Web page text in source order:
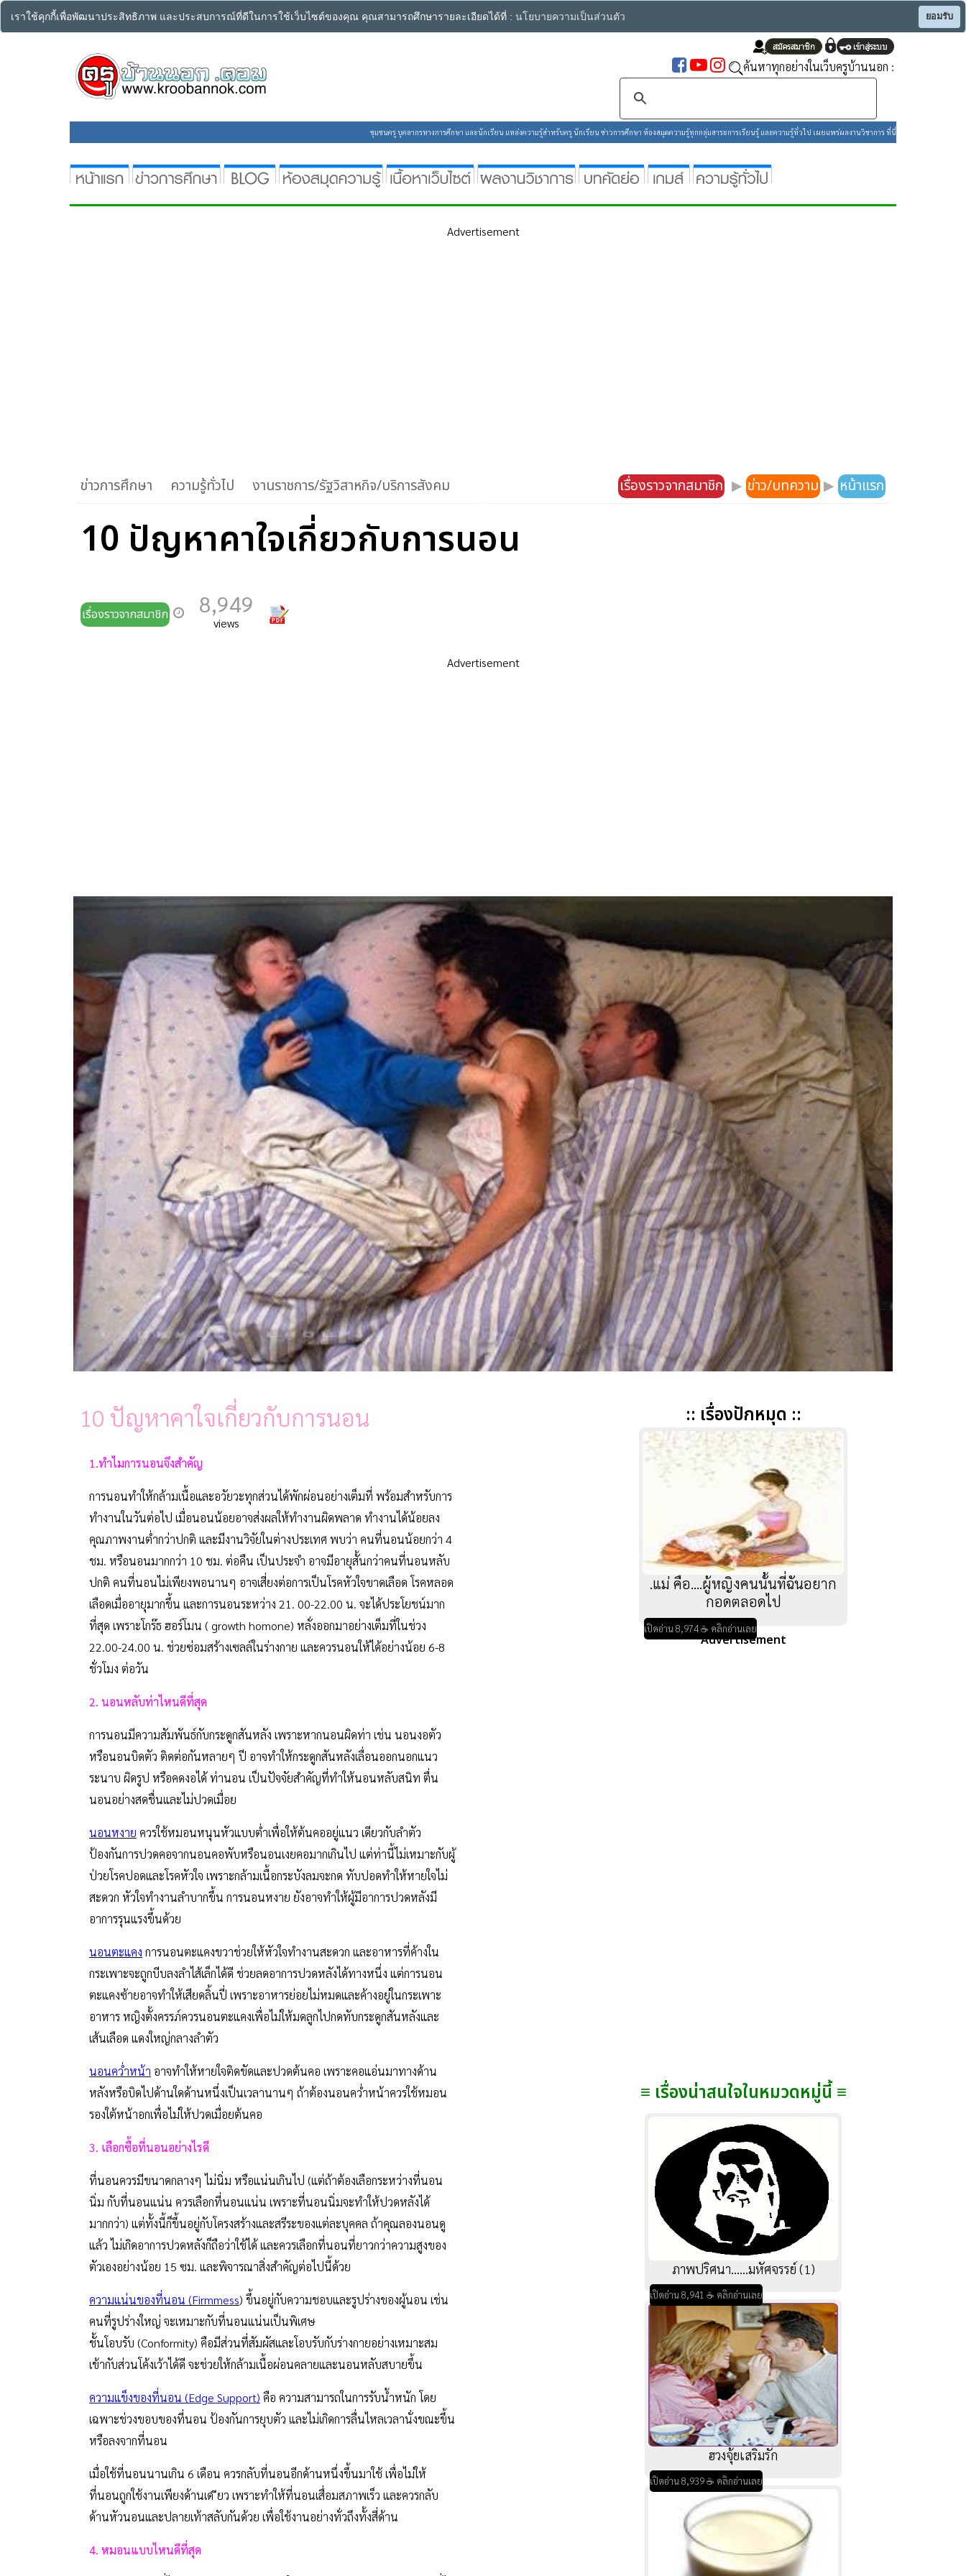
เราใช้คุกกี้เพื่อพัฒนาประสิทธิภาพ และประสบการณ์ที่ดีในการใช้เว็บไซต์ของคุณ คุณสามารถศึกษารายละเอียดได้ที่ : นโยบายความเป็นส่วนตัว ยอมรับ
ค้นหาทุกอย่างในเว็บครูบ้านนอก :
ชุมชนครู บุคลากรทางการศึกษา และนักเรียน แหล่งความรู้สำหรับครู นักเรียน ข่าวการศึกษา ห้องสมุดความรู้ทุกกลุ่มสาระการเรียนรู้ และความรู้ทั่วไป เผยแพร่ผลงานวิชาการ ที่นี่
Advertisement
ข่าวการศึกษา ความรู้ทั่วไป งานราชการ/รัฐวิสาหกิจ/บริการสังคม เรื่องราวจากสมาชิก ▶ ข่าว/บทความ ▶ หน้าแรก
10 ปัญหาคาใจเกี่ยวกับการนอน
เรื่องราวจากสมาชิก 8,949
views
Advertisement
10 ปัญหาคาใจเกี่ยวกับการนอน
1.ทำไมการนอนจึงสำคัญ
การนอนทำให้กล้ามเนื้อและอวัยวะทุกส่วนได้พักผ่อนอย่างเต็มที่ พร้อมสำหรับการ
ทำงานในวันต่อไป เมื่อนอนน้อยอาจส่งผลให้ทำงานผิดพลาด ทำงานได้น้อยลง
คุณภาพงานต่ำกว่าปกติ และมีงานวิจัยในต่างประเทศ พบว่า คนที่นอนน้อยกว่า 4
ชม. หรือนอนมากกว่า 10 ชม. ต่อคืน เป็นประจำ อาจมีอายุสั้นกว่าคนที่นอนหลับ
ปกติ คนที่นอนไม่เพียงพอนานๆ อาจเสี่ยงต่อการเป็นโรคหัวใจขาดเลือด โรคหลอด
เลือดเมื่ออายุมากขึ้น และการนอนระหว่าง 21. 00-22.00 น. จะได้ประโยชน์มาก
ที่สุด เพราะโกร๊ธ ฮอร์โมน ( growth homone) หลั่งออกมาอย่างเต็มที่ในช่วง
22.00-24.00 น. ช่วยซ่อมสร้างเซลล์ในร่างกาย และควรนอนให้ได้อย่างน้อย 6-8
ชั่วโมง ต่อวัน
2. นอนหลับท่าไหนดีที่สุด
การนอนมีความสัมพันธ์กับกระดูกสันหลัง เพราะหากนอนผิดท่า เช่น นอนงอตัว
หรือนอนบิดตัว ติดต่อกันหลายๆ ปี อาจทำให้กระดูกสันหลังเลื่อนออกนอกแนว
ระนาบ ผิดรูป หรือคดงอได้ ท่านอน เป็นปัจจัยสำคัญที่ทำให้นอนหลับสนิท ตื่น
นอนอย่างสดชื่นและไม่ปวดเมื่อย
นอนหงาย ควรใช้หมอนหนุนหัวแบบต่ำเพื่อให้ต้นคออยู่แนว เดียวกับลำตัว
ป้องกันการปวดคอจากนอนคอพับหรือนอนเงยคอมากเกินไป แต่ท่านี้ไม่เหมาะกับผู้
ป่วยโรคปอดและโรคหัวใจ เพราะกล้ามเนื้อกระบังลมจะกด ทับปอดทำให้หายใจไม่
สะดวก หัวใจทำงานลำบากขึ้น การนอนหงาย ยังอาจทำให้ผู้มีอาการปวดหลังมี
อาการรุนแรงขึ้นด้วย
นอนตะแคง การนอนตะแคงขวาช่วยให้หัวใจทำงานสะดวก และอาหารที่ค้างใน
กระเพาะจะถูกบีบลงลำไส้เล็กได้ดี ช่วยลดอาการปวดหลังได้ทางหนึ่ง แต่การนอน
ตะแคงซ้ายอาจทำให้เสียดลิ้นปี่ เพราะอาหารย่อยไม่หมดและค้างอยู่ในกระเพาะ
อาหาร หญิงตั้งครรภ์ควรนอนตะแคงเพื่อไม่ให้มดลูกไปกดทับกระดูกสันหลังและ
เส้นเลือด แดงใหญ่กลางลำตัว
นอนคว่ำหน้า อาจทำให้หายใจติดขัดและปวดต้นคอ เพราะคอแอ่นมาทางด้าน
หลังหรือบิดไปด้านใดด้านหนึ่งเป็นเวลานานๆ ถ้าต้องนอนคว่ำหน้าควรใช้หมอน
รองใต้หน้าอกเพื่อไม่ให้ปวดเมื่อยต้นคอ
3. เลือกซื้อที่นอนอย่างไรดี
ที่นอนควรมีขนาดกลางๆ ไม่นิ่ม หรือแน่นเกินไป (แต่ถ้าต้องเลือกระหว่างที่นอน
นิ่ม กับที่นอนแน่น ควรเลือกที่นอนแน่น เพราะที่นอนนิ่มจะทำให้ปวดหลังได้
มากกว่า) แต่ทั้งนี้ก็ขึ้นอยู่กับโครงสร้างและสรีระของแต่ละบุคคล ถ้าคุณลองนอนดู
แล้ว ไม่เกิดอาการปวดหลังก็ถือว่าใช้ได้ และควรเลือกที่นอนที่ยาวกว่าความสูงของ
ตัวเองอย่างน้อย 15 ซม. และพิจารณาสิ่งสำคัญต่อไปนี้ด้วย
ความแน่นของที่นอน (Firmmess) ขึ้นอยู่กับความชอบและรูปร่างของผู้นอน เช่น
คนที่รูปร่างใหญ่ จะเหมาะกับที่นอนแน่นเป็นพิเศษ
ชั้นโอบรับ (Conformity) คือมีส่วนที่สัมผัสและโอบรับกับร่างกายอย่างเหมาะสม
เข้ากับส่วนโค้งเว้าได้ดี จะช่วยให้กล้ามเนื้อผ่อนคลายและนอนหลับสบายขึ้น
ความแข็งของที่นอน (Edge Support) คือ ความสามารถในการรับน้ำหนัก โดย
เฉพาะช่วงขอบของที่นอน ป้องกันการยุบตัว และไม่เกิดการลื่นไหลเวลานั่งขณะขึ้น
หรือลงจากที่นอน
เมื่อใช้ที่นอนนานเกิน 6 เดือน ควรกลับที่นอนอีกด้านหนึ่งขึ้นมาใช้ เพื่อไม่ให้
ที่นอนถูกใช้งานเพียงด้านเด ียว เพราะทำให้ที่นอนเสื่อมสภาพเร็ว และควรกลับ
ด้านหัวนอนและปลายเท้าสลับกันด้วย เพื่อใช้งานอย่างทั่วถึงทั้งสี่ด้าน
4. หมอนแบบไหนดีที่สุด
:: เรื่องปักหมุด ::
.แม่ คือ....ผู้หญิงคนนั้นที่ฉันอยาก
กอดตลอดไป
เปิดอ่าน 8,974 ☕ คลิกอ่านเลย
Advertisement
≡ เรื่องน่าสนใจในหมวดหมู่นี้ ≡
ภาพปริศนา......มหัศจรรย์ (1)
เปิดอ่าน 8,941 ☕ คลิกอ่านเลย
ฮวงจุ้ยเสริมรัก
เปิดอ่าน 8,939 ☕ คลิกอ่านเลย